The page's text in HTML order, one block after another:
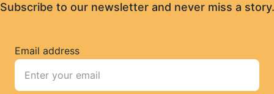
Subscribe to our newsletter and never miss a story.
Email address